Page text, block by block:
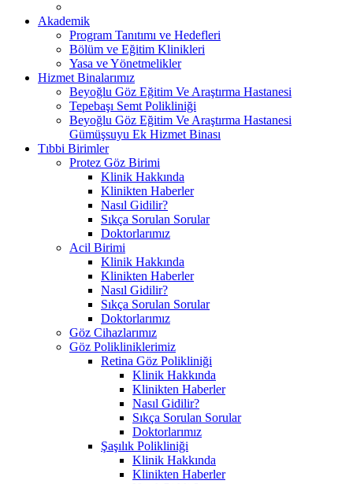
Akademik
Program Tanıtımı ve Hedefleri
Bölüm ve Eğitim Klinikleri
Yasa ve Yönetmelikler
Hizmet Binalarımız
Beyoğlu Göz Eğitim Ve Araştırma Hastanesi
Tepebaşı Semt Polikliniği
Beyoğlu Göz Eğitim Ve Araştırma Hastanesi
Gümüşsuyu Ek Hizmet Binası
Tıbbi Birimler
Protez Göz Birimi
Klinik Hakkında
Klinikten Haberler
Nasıl Gidilir?
Sıkça Sorulan Sorular
Doktorlarımız
Acil Birimi
Klinik Hakkında
Klinikten Haberler
Nasıl Gidilir?
Sıkça Sorulan Sorular
Doktorlarımız
Göz Cihazlarımız
Göz Polikliniklerimiz
Retina Göz Polikliniği
Klinik Hakkında
Klinikten Haberler
Nasıl Gidilir?
Sıkça Sorulan Sorular
Doktorlarımız
Şaşılık Polikliniği
Klinik Hakkında
Klinikten Haberler